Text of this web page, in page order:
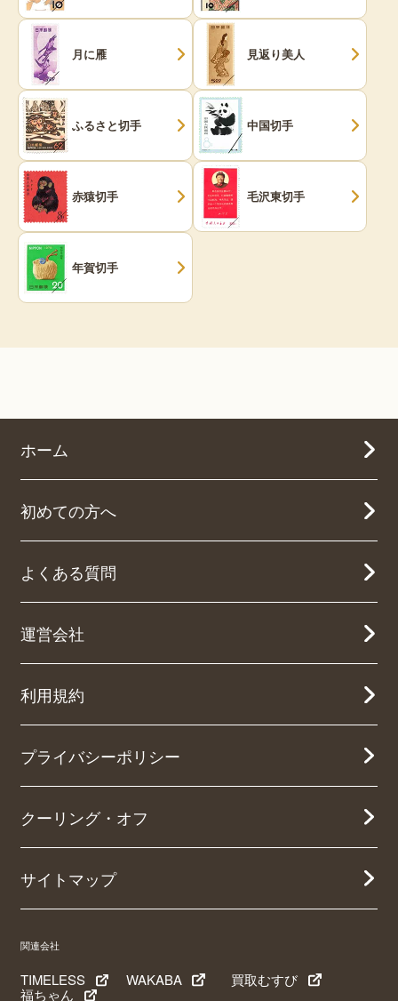
月に雁 見返り美人
ふるさと切手 中国切手
赤猿切手 毛沢東切手
年賀切手
ホーム
初めての方へ
よくある質問
運営会社
利用規約
プライバシーポリシー
クーリング・オフ
サイトマップ
関連会社
TIMELESS WAKABA
買取むすび
福ちゃん